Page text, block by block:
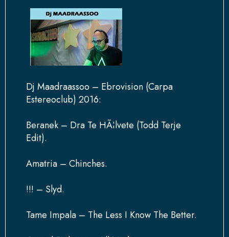
Dj Maadraassoo – Ebrovision (Carpa
Estereoclub) 2016:
Beranek – Dra Te HÃ¦lvete (Todd Terje
Edit).
Amatria – Chinches.
!!! – Slyd.
Tame Impala – The Less I Know The Better.